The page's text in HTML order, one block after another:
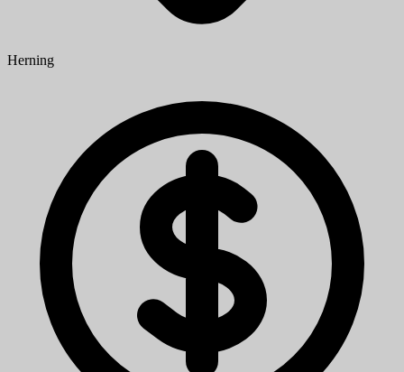
Herning